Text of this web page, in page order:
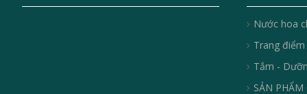
Nước hoa
Trang điểm
Tắm -
SẢN PHẨM